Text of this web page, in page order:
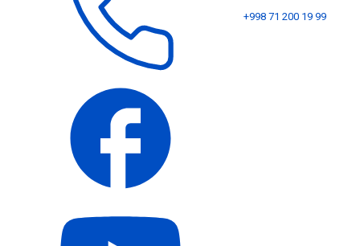
+998 71 200 19 99